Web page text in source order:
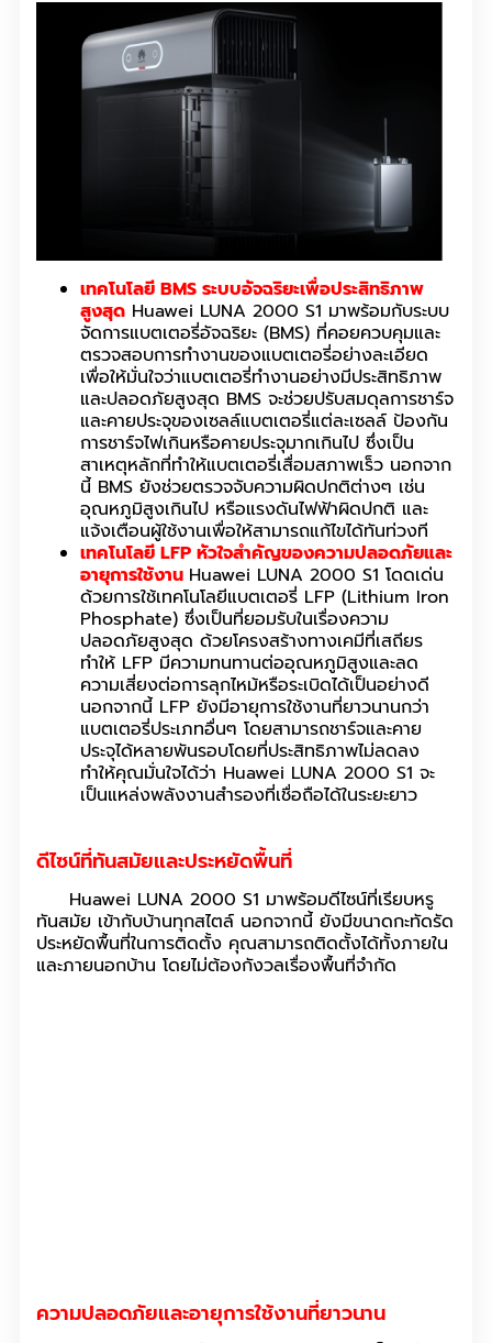
เทคโนโลยี BMS ระบบอัจฉริยะเพื่อประสิทธิภาพ
สูงสุด Huawei LUNA 2000 S1 มาพร้อมกับระบบ
จัดการแบตเตอรี่อัจฉริยะ (BMS) ที่คอยควบคุมและ
ตรวจสอบการทำงานของแบตเตอรี่อย่างละเอียด
เพื่อให้มั่นใจว่าแบตเตอรี่ทำงานอย่างมีประสิทธิภาพ
และปลอดภัยสูงสุด BMS จะช่วยปรับสมดุลการชาร์จ
และคายประจุของเซลล์แบตเตอรี่แต่ละเซลล์ ป้องกัน
การชาร์จไฟเกินหรือคายประจุมากเกินไป ซึ่งเป็น
สาเหตุหลักที่ทำให้แบตเตอรี่เสื่อมสภาพเร็ว นอกจาก
นี้ BMS ยังช่วยตรวจจับความผิดปกติต่างๆ เช่น
อุณหภูมิสูงเกินไป หรือแรงดันไฟฟ้าผิดปกติ และ
แจ้งเตือนผู้ใช้งานเพื่อให้สามารถแก้ไขได้ทันท่วงที
เทคโนโลยี LFP หัวใจสำคัญของความปลอดภัยและ
อายุการใช้งาน Huawei LUNA 2000 S1 โดดเด่น
ด้วยการใช้เทคโนโลยีแบตเตอรี่ LFP (Lithium Iron
Phosphate) ซึ่งเป็นที่ยอมรับในเรื่องความ
ปลอดภัยสูงสุด ด้วยโครงสร้างทางเคมีที่เสถียร
ทำให้ LFP มีความทนทานต่ออุณหภูมิสูงและลด
ความเสี่ยงต่อการลุกไหม้หรือระเบิดได้เป็นอย่างดี
นอกจากนี้ LFP ยังมีอายุการใช้งานที่ยาวนานกว่า
แบตเตอรี่ประเภทอื่นๆ โดยสามารถชาร์จและคาย
ประจุได้หลายพันรอบโดยที่ประสิทธิภาพไม่ลดลง
ทำให้คุณมั่นใจได้ว่า Huawei LUNA 2000 S1 จะ
เป็นแหล่งพลังงานสำรองที่เชื่อถือได้ในระยะยาว
ดีไซน์ที่ทันสมัยและประหยัดพื้นที่
Huawei LUNA 2000 S1 มาพร้อมดีไซน์ที่เรียบหรู
ทันสมัย เข้ากับบ้านทุกสไตล์ นอกจากนี้ ยังมีขนาดกะทัดรัด
ประหยัดพื้นที่ในการติดตั้ง คุณสามารถติดตั้งได้ทั้งภายใน
และภายนอกบ้าน โดยไม่ต้องกังวลเรื่องพื้นที่จำกัด
ความปลอดภัยและอายุการใช้งานที่ยาวนาน